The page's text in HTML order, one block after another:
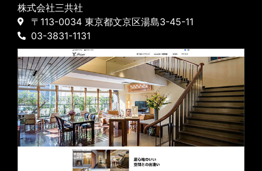
株式会社三共社
〒113-0034 東京都文京区湯島3-45-11
03-3831-1131